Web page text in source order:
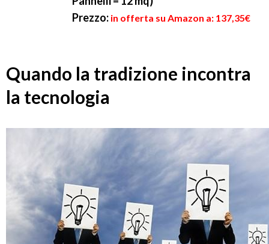
Prezzo: in offerta su Amazon a: 137,35€
Quando la tradizione incontra
la tecnologia